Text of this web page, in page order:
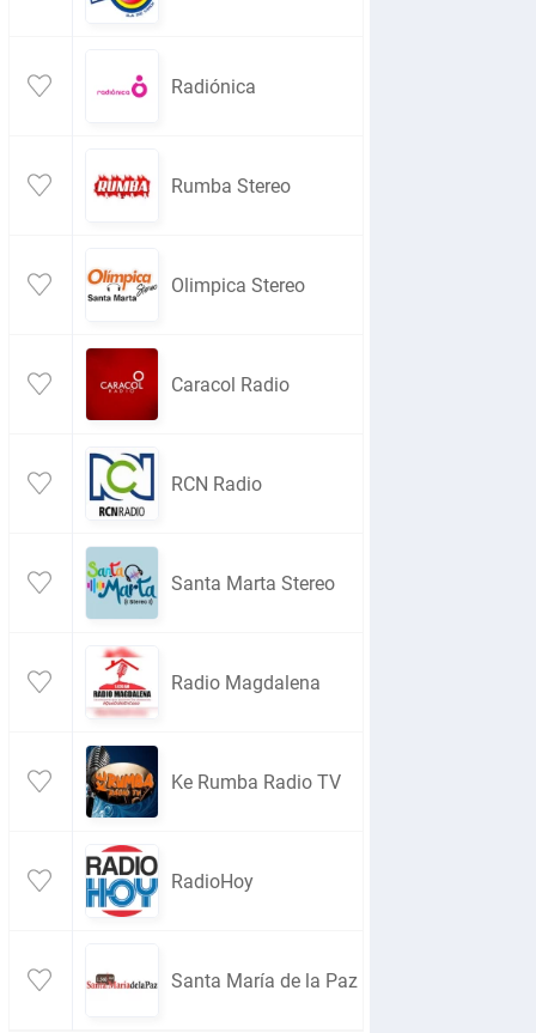
Radiónica
Rumba Stereo
Olimpica Stereo
Caracol Radio
RCN Radio
Santa Marta Stereo
Radio Magdalena
Ke Rumba Radio TV
RadioHoy
Santa María de la Paz